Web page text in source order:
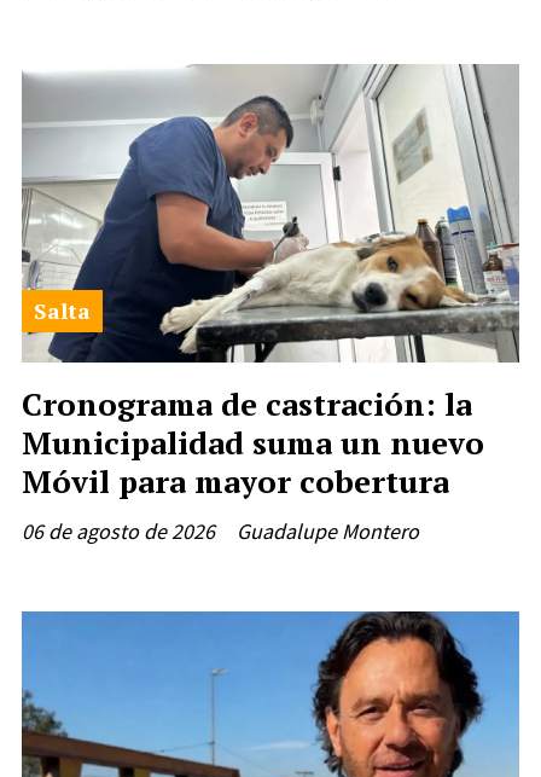
Cronograma de castración: la
Municipalidad suma un nuevo
Móvil para mayor cobertura
Guadalupe Montero
Salta
06 de agosto de 2026